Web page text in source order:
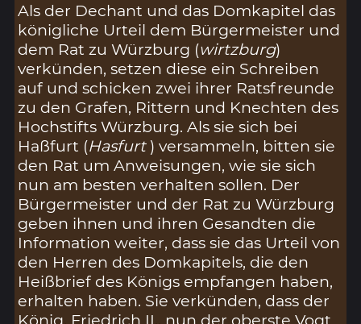
Als der Dechant und das Domkapitel das
königliche Urteil dem Bürgermeister und
dem Rat zu Würzburg (wirtzburg)
verkünden, setzen diese ein Schreiben
auf und schicken zwei ihrer Ratsfreunde
zu den Grafen, Rittern und Knechten des
Hochstifts Würzburg. Als sie sich bei
Haßfurt (Hasfurt ) versammeln, bitten sie
den Rat um Anweisungen, wie sie sich
nun am besten verhalten sollen. Der
Bürgermeister und der Rat zu Würzburg
geben ihnen und ihren Gesandten die
Information weiter, dass sie das Urteil von
den Herren des Domkapitels, die den
Heißbrief des Königs empfangen haben,
erhalten haben. Sie verkünden, dass der